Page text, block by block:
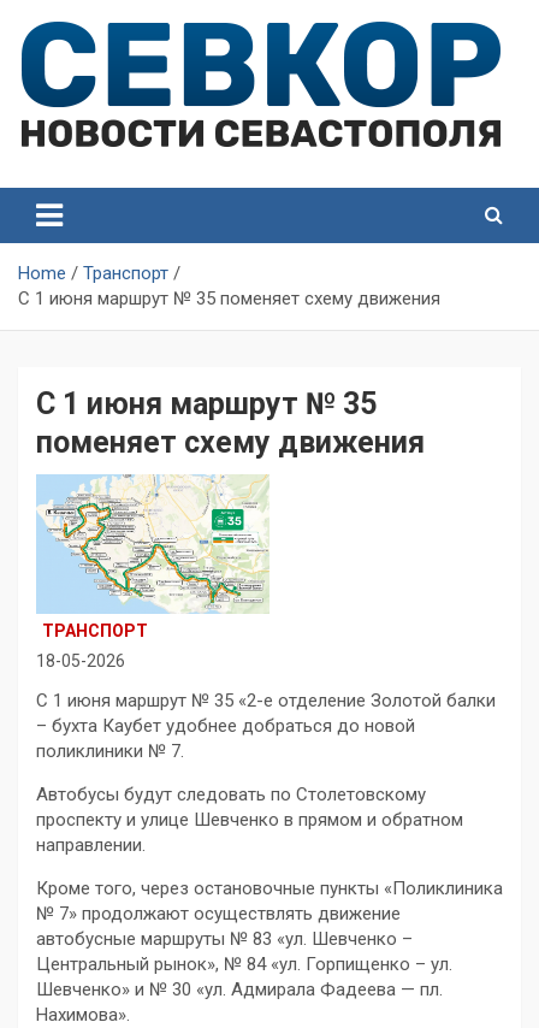
content
Севастополя
Севастополя
Home
Транспорт
С 1 июня маршрут № 35 поменяет схему движения
С 1 июня маршрут № 35
поменяет схему движения
ТРАНСПОРТ
18-05-2026
С 1 июня маршрут № 35 «2-е отделение Золотой балки
– бухта Каубет удобнее добраться до новой
поликлиники № 7.
Автобусы будут следовать по Столетовскому
проспекту и улице Шевченко в прямом и обратном
направлении.
Кроме того, через остановочные пункты «Поликлиника
№ 7» продолжают осуществлять движение
автобусные маршруты № 83 «ул. Шевченко –
Центральный рынок», № 84 «ул. Горпищенко – ул.
Шевченко» и № 30 «ул. Адмирала Фадеева — пл.
Нахимова».